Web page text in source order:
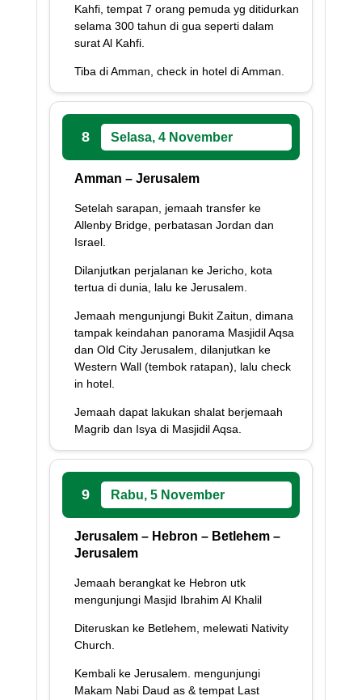
Kahfi, tempat 7 orang pemuda yg ditidurkan
selama 300 tahun di gua seperti dalam
surat Al Kahfi.
Tiba di Amman, check in hotel di Amman.
8 Selasa, 4 November
Amman – Jerusalem
Setelah sarapan, jemaah transfer ke
Allenby Bridge, perbatasan Jordan dan
Israel.
Dilanjutkan perjalanan ke Jericho, kota
tertua di dunia, lalu ke Jerusalem.
Jemaah mengunjungi Bukit Zaitun, dimana
tampak keindahan panorama Masjidil Aqsa
dan Old City Jerusalem, dilanjutkan ke
Western Wall (tembok ratapan), lalu check
in hotel.
Jemaah dapat lakukan shalat berjemaah
Magrib dan Isya di Masjidil Aqsa.
9 Rabu, 5 November
Jerusalem – Hebron – Betlehem –
Jerusalem
Jemaah berangkat ke Hebron utk
mengunjungi Masjid Ibrahim Al Khalil
Diteruskan ke Betlehem, melewati Nativity
Church.
Kembali ke Jerusalem. mengunjungi
Makam Nabi Daud as & tempat Last